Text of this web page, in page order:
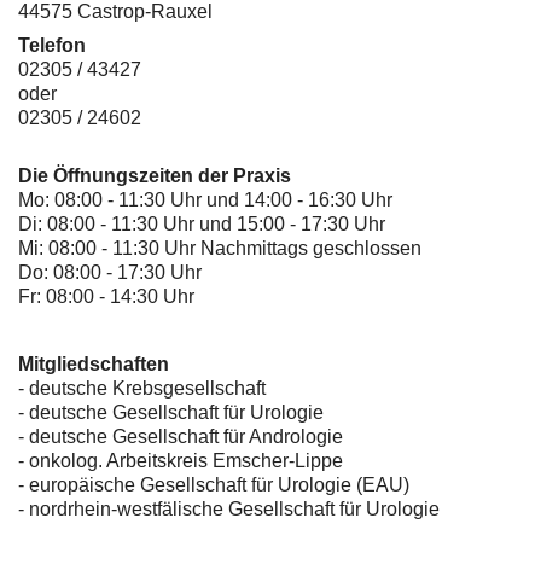
44575 Castrop-Rauxel
Telefon
02305 / 43427
oder
02305 / 24602
Die Öffnungszeiten der Praxis
Mo: 08:00 - 11:30 Uhr und 14:00 - 16:30 Uhr
Di: 08:00 - 11:30 Uhr und 15:00 - 17:30 Uhr
Mi: 08:00 - 11:30 Uhr Nachmittags geschlossen
Do: 08:00 - 17:30 Uhr
Fr: 08:00 - 14:30 Uhr
Mitgliedschaften
- deutsche Krebsgesellschaft
- deutsche Gesellschaft für Urologie
- deutsche Gesellschaft für Andrologie
- onkolog. Arbeitskreis Emscher-Lippe
- europäische Gesellschaft für Urologie (EAU)
- nordrhein-westfälische Gesellschaft für Urologie